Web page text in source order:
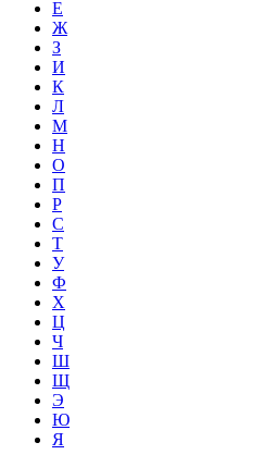
Е
Ж
З
И
К
Л
М
Н
О
П
Р
С
Т
У
Ф
Х
Ц
Ч
Ш
Щ
Э
Ю
Я